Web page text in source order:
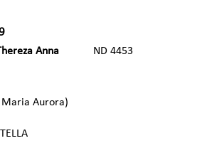
Anna
ND 4453
Maria Aurora)